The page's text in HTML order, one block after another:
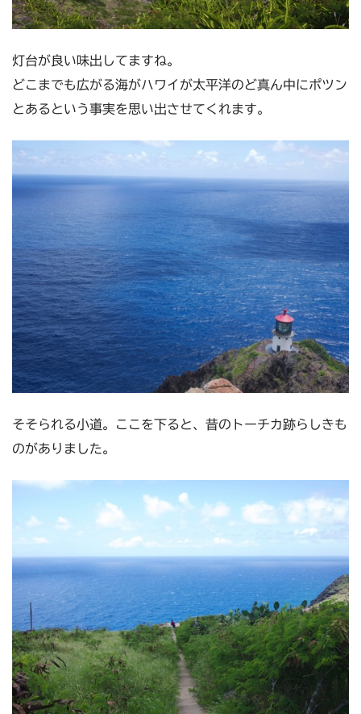
灯台が良い味出してますね。
どこまでも広がる海がハワイが太平洋のど真ん中にポツン
とあるという事実を思い出させてくれます。
そそられる小道。ここを下ると、昔のトーチカ跡らしきも
のがありました。